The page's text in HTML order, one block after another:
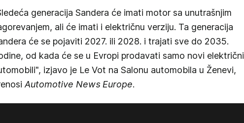
generacija Sandera će imati motor sa unutrašnjim
ali će imati i električnu verziju. Ta generacija
će se pojaviti 2027. ili 2028. i trajati sve do 2035.
od kada će se u Evropi prodavati samo novi električni
izjavo je Le Vot na Salonu automobila u Ženevi,
Automotive News Europe.